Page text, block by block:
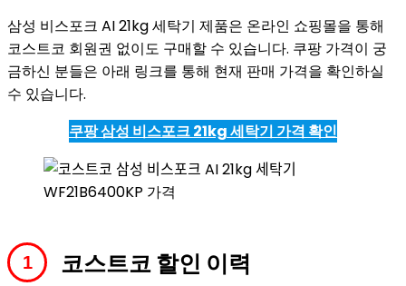
삼성 비스포크 AI 21kg 세탁기 제품은 온라인 쇼핑몰을 통해
코스트코 회원권 없이도 구매할 수 있습니다. 쿠팡 가격이 궁
금하신 분들은 아래 링크를 통해 현재 판매 가격을 확인하실
수 있습니다.
쿠팡 삼성 비스포크 21kg 세탁기 가격 확인
코스트코 할인 이력